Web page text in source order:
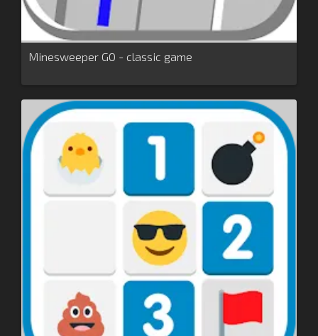
Minesweeper GO - classic game